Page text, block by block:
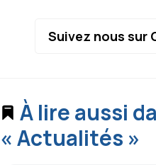
Suivez nous sur
À lire aussi
« Actualités »